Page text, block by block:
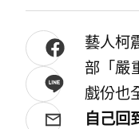
藝人柯
部「嚴
戲份也
自己回